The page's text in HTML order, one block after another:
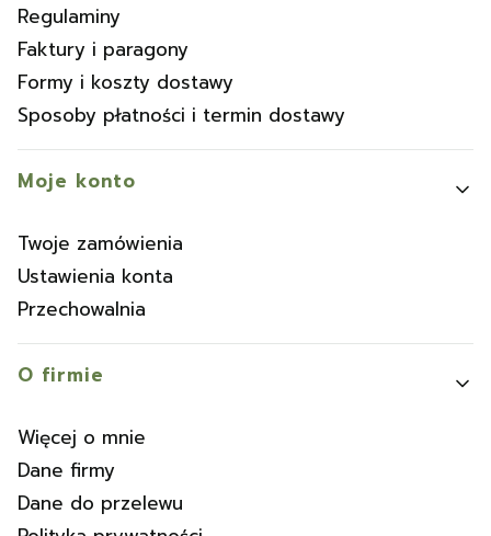
Regulaminy
Faktury i paragony
Formy i koszty dostawy
Sposoby płatności i termin dostawy
Moje konto
Twoje zamówienia
Ustawienia konta
Przechowalnia
O firmie
Więcej o mnie
Dane firmy
Dane do przelewu